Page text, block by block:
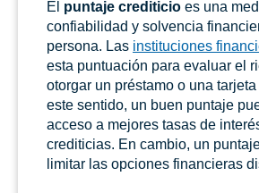
El puntaje crediticio es una
confiabilidad y solvencia
persona. Las instituciones
esta puntuación para evaluar el
otorgar un préstamo o una
este sentido, un buen puntaje
acceso a mejores tasas de
crediticias. En cambio, un
limitar las opciones financieras